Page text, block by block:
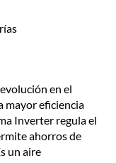
en el
mayor eficiencia
Inverter regula el
ahorros de
un aire